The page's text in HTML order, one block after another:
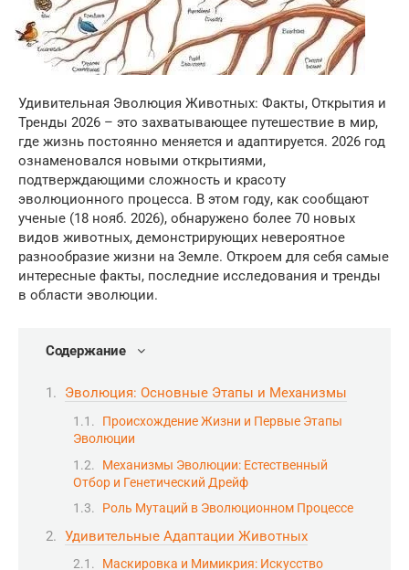
Удивительная Эволюция Животных: Факты, Открытия и
Тренды 2026 – это захватывающее путешествие в мир,
где жизнь постоянно меняется и адаптируется. 2026 год
ознаменовался новыми открытиями,
подтверждающими сложность и красоту
эволюционного процесса. В этом году, как сообщают
ученые (18 нояб. 2026), обнаружено более 70 новых
видов животных, демонстрирующих невероятное
разнообразие жизни на Земле. Откроем для себя самые
интересные факты, последние исследования и тренды
в области эволюции.
Содержание
Эволюция: Основные Этапы и Механизмы
Происхождение Жизни и Первые Этапы
Эволюции
Механизмы Эволюции: Естественный
Отбор и Генетический Дрейф
Роль Мутаций в Эволюционном Процессе
Удивительные Адаптации Животных
Маскировка и Мимикрия: Искусство